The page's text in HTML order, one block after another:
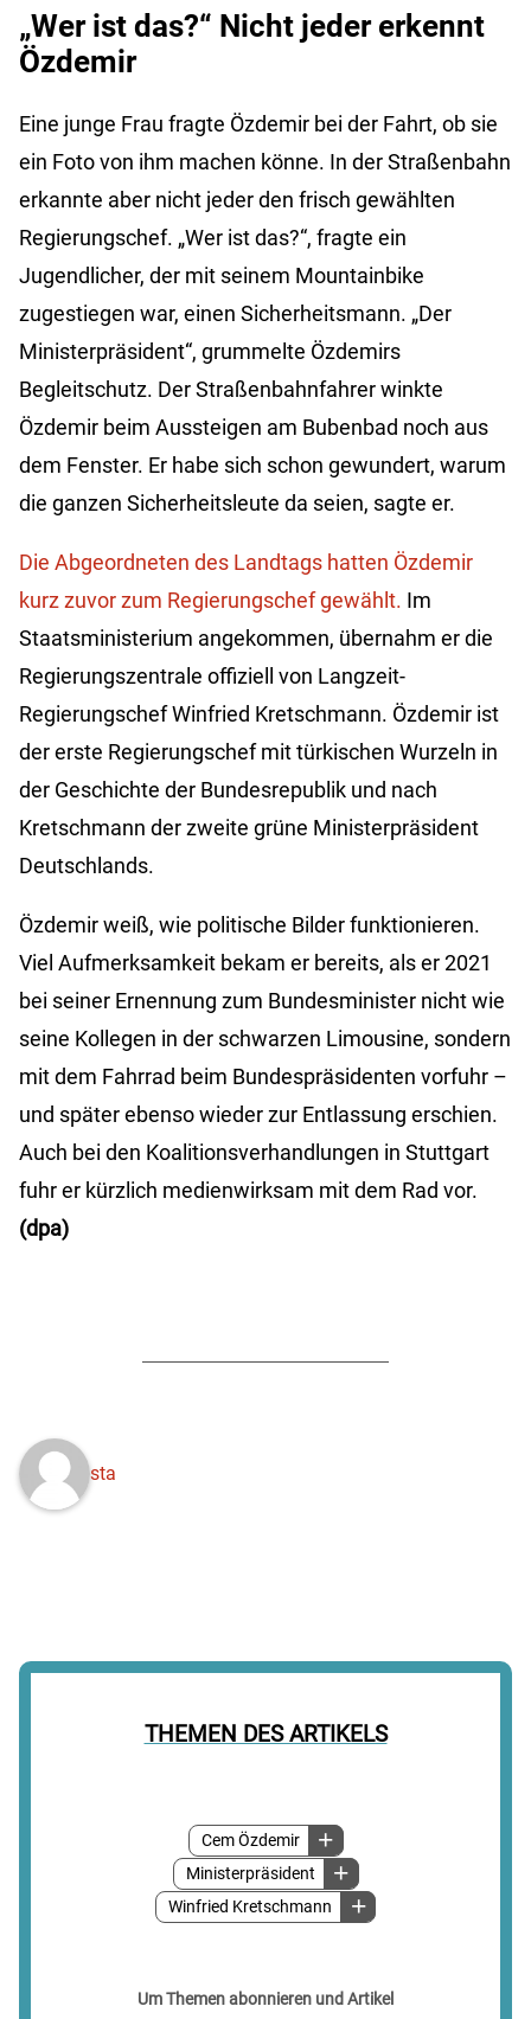
THEMEN DES ARTIKELS
Cem Özdemir
Ministerpräsident
Winfried Kretschmann
Um Themen abonnieren und Artikel
„Wer ist das?“ Nicht jeder erkennt
Özdemir
Eine junge Frau fragte Özdemir bei der Fahrt, ob sie
ein Foto von ihm machen könne. In der Straßenbahn
erkannte aber nicht jeder den frisch gewählten
Regierungschef. „Wer ist das?“, fragte ein
Jugendlicher, der mit seinem Mountainbike
zugestiegen war, einen Sicherheitsmann. „Der
Ministerpräsident“, grummelte Özdemirs
Begleitschutz. Der Straßenbahnfahrer winkte
Özdemir beim Aussteigen am Bubenbad noch aus
dem Fenster. Er habe sich schon gewundert, warum
die ganzen Sicherheitsleute da seien, sagte er.
Die Abgeordneten des Landtags hatten Özdemir
kurz zuvor zum Regierungschef gewählt. Im
Staatsministerium angekommen, übernahm er die
Regierungszentrale offiziell von Langzeit-
Regierungschef Winfried Kretschmann. Özdemir ist
der erste Regierungschef mit türkischen Wurzeln in
der Geschichte der Bundesrepublik und nach
Kretschmann der zweite grüne Ministerpräsident
Deutschlands.
Özdemir weiß, wie politische Bilder funktionieren.
Viel Aufmerksamkeit bekam er bereits, als er 2021
bei seiner Ernennung zum Bundesminister nicht wie
seine Kollegen in der schwarzen Limousine, sondern
mit dem Fahrrad beim Bundespräsidenten vorfuhr –
und später ebenso wieder zur Entlassung erschien.
Auch bei den Koalitionsverhandlungen in Stuttgart
fuhr er kürzlich medienwirksam mit dem Rad vor.
(dpa)
sta